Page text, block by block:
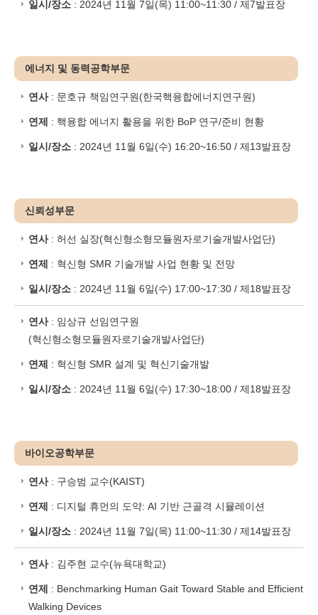
일시/장소 : 2024년 11월 7일(목) 11:00~11:30 / 제7발표장
에너지 및 동력공학부문
연사: 문호규 책임연구원(한국핵융합에너지연구원)
연제 : 핵융합 에너지 활용을 위한 BoP 연구/준비 현황
일시/장소 : 2024년 11월 6일(수) 16:20~16:50 / 제13발표장
신뢰성부문
연사: 허선 실장(혁신형소형모듈원자로기술개발사업단)
연제 : 혁신형 SMR 기술개발 사업 현황 및 전망
일시/장소 : 2024년 11월 6일(수) 17:00~17:30 / 제18발표장
연사: 임상규 선임연구원
(혁신형소형모듈원자로기술개발사업단)
연제 : 혁신형 SMR 설계 및 혁신기술개발
일시/장소 : 2024년 11월 6일(수) 17:30~18:00 / 제18발표장
바이오공학부문
연사: 구승범 교수(KAIST)
연제 : 디지털 휴먼의 도약: AI 기반 근골격 시뮬레이션
일시/장소 : 2024년 11월 7일(목) 11:00~11:30 / 제14발표장
연사: 김주현 교수(뉴욕대학교)
연제 : Benchmarking Human Gait Toward Stable and Efficient
Walking Devices